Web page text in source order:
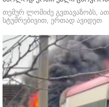
თემურ ლომიძე გვთავაზობს,
სტუმრებივით, ერთად ავიდეთ